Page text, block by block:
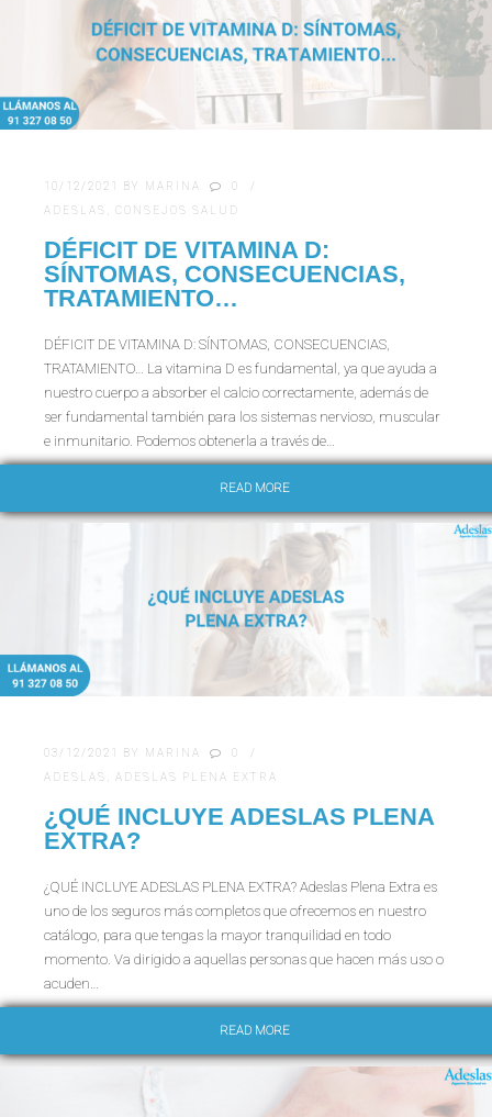
10/12/2021 BY MARINA
0
ADESLAS
CONSEJOS SALUD
DÉFICIT DE VITAMINA D:
SÍNTOMAS, CONSECUENCIAS,
TRATAMIENTO…
DÉFICIT DE VITAMINA D: SÍNTOMAS, CONSECUENCIAS,
TRATAMIENTO… La vitamina D es fundamental, ya que ayuda a
nuestro cuerpo a absorber el calcio correctamente, además de
ser fundamental también para los sistemas nervioso, muscular
e inmunitario. Podemos obtenerla a través de…
READ MORE
03/12/2021 BY MARINA
0
ADESLAS
ADESLAS PLENA EXTRA
¿QUÉ INCLUYE ADESLAS PLENA
EXTRA?
¿QUÉ INCLUYE ADESLAS PLENA EXTRA? Adeslas Plena Extra es
uno de los seguros más completos que ofrecemos en nuestro
catálogo, para que tengas la mayor tranquilidad en todo
momento. Va dirigido a aquellas personas que hacen más uso o
acuden…
READ MORE